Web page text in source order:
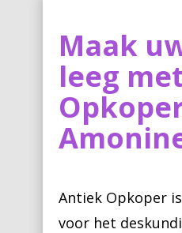
Maak
leeg
Antiek Opkoper
voor het